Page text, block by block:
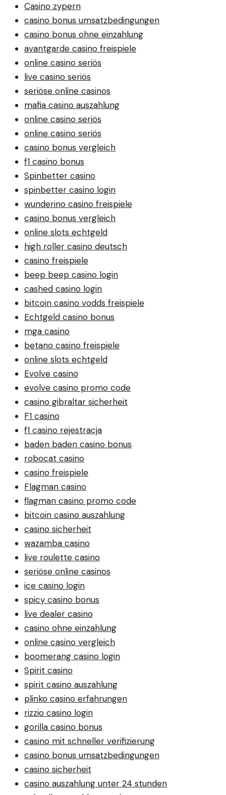
Casino zypern
casino bonus umsatzbedingungen
casino bonus ohne einzahlung
avantgarde casino freispiele
online casino seriös
live casino seriös
seriöse online casinos
mafia casino auszahlung
online casino seriös
online casino seriös
casino bonus vergleich
f1 casino bonus
Spinbetter casino
spinbetter casino login
wunderino casino freispiele
casino bonus vergleich
online slots echtgeld
high roller casino deutsch
casino freispiele
beep beep casino login
cashed casino login
bitcoin casino vodds freispiele
Echtgeld casino bonus
mga casino
betano casino freispiele
online slots echtgeld
Evolve casino
evolve casino promo code
casino gibraltar sicherheit
F1 casino
f1 casino rejestracja
baden baden casino bonus
robocat casino
casino freispiele
Flagman casino
flagman casino promo code
bitcoin casino auszahlung
casino sicherheit
wazamba casino
live roulette casino
seriöse online casinos
ice casino login
spicy casino bonus
live dealer casino
casino ohne einzahlung
online casino vergleich
boomerang casino login
Spirit casino
spirit casino auszahlung
plinko casino erfahrungen
rizzio casino login
gorilla casino bonus
casino mit schneller verifizierung
casino bonus umsatzbedingungen
casino sicherheit
casino auszahlung unter 24 stunden